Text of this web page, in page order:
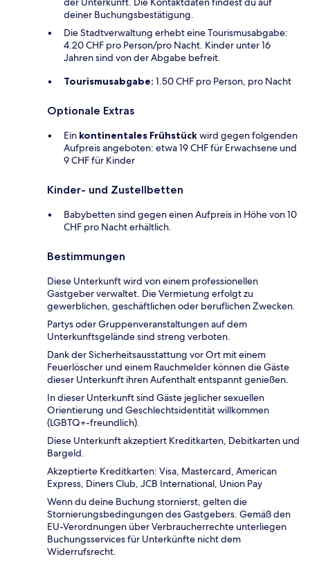
deiner Buchungsbestätigung.
Die Stadtverwaltung erhebt eine Tourismusabgabe:
4.20 CHF pro Person/pro Nacht. Kinder unter 16
Jahren sind von der Abgabe befreit.
Tourismusabgabe: 1.50 CHF pro Person, pro Nacht
Optionale Extras
Ein kontinentales Frühstückwird gegen folgenden
Aufpreis angeboten: etwa 19 CHF für Erwachsene und
9 CHF für Kinder
Kinder- und Zustellbetten
Babybetten sind gegen einen Aufpreis in Höhe von 10
CHF pro Nacht erhältlich.
Bestimmungen
Diese Unterkunft wird von einem professionellen
Gastgeber verwaltet. Die Vermietung erfolgt zu
gewerblichen, geschäftlichen oder beruflichen Zwecken.
Partys oder Gruppenveranstaltungen auf dem
Unterkunftsgelände sind streng verboten.
Dank der Sicherheitsausstattung vor Ort mit einem
Feuerlöscher und einem Rauchmelder können die Gäste
dieser Unterkunft ihren Aufenthalt entspannt genießen.
In dieser Unterkunft sind Gäste jeglicher sexuellen
Orientierung und Geschlechtsidentität willkommen
(LGBTQ+-freundlich).
Diese Unterkunft akzeptiert Kreditkarten, Debitkarten und
Bargeld.
Akzeptierte Kreditkarten: Visa, Mastercard, American
Express, Diners Club, JCB International, Union Pay
Wenn du deine Buchung stornierst, gelten die
Stornierungsbedingungen des Gastgebers. Gemäß den
EU-Verordnungen über Verbraucherrechte unterliegen
Buchungsservices für Unterkünfte nicht dem
Widerrufsrecht.